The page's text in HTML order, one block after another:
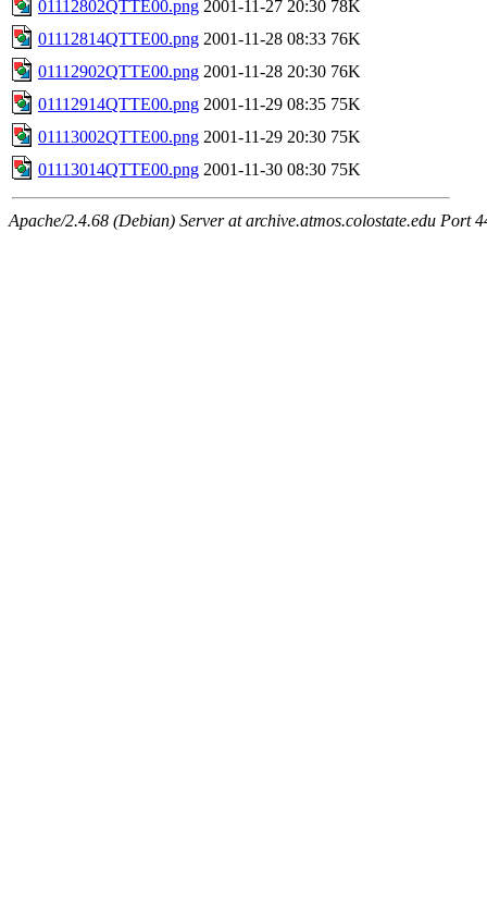
01112802QTTE00.png 2001-11-27 20:30 78K
01112814QTTE00.png 2001-11-28 08:33 76K
01112902QTTE00.png 2001-11-28 20:30 76K
01112914QTTE00.png 2001-11-29 08:35 75K
01113002QTTE00.png 2001-11-29 20:30 75K
01113014QTTE00.png 2001-11-30 08:30 75K
Apache/2.4.68 (Debian) Server at archive.atmos.colostate.edu Port